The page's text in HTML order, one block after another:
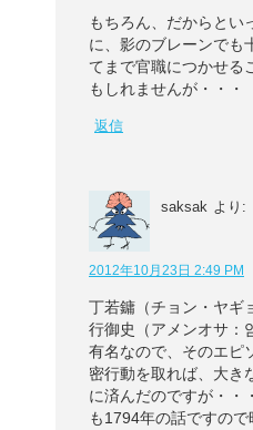
もちろん、だからとい
に、影のブレーンでも
てまで官職につかせる
もしれませんが・・・
返信
saksak より:
2012年10月23日 2:49 PM
丁若鏞（チョン・ヤギ
行御史（アメンオサ：
有名なので、そのエピ
密行動を取れば、大き
に済んだのですが・・
も1794年の話ですの